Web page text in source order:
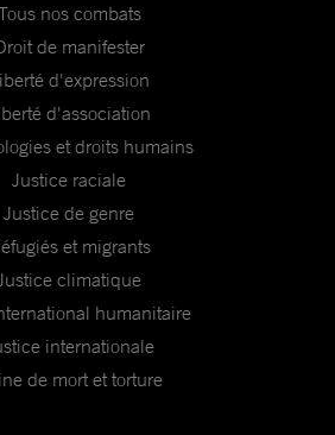
nos combats
de manifester
d'expression
d'association
et droits humains
Justice raciale
Justice de genre
et migrants
climatique
humanitaire
internationale
de mort et torture